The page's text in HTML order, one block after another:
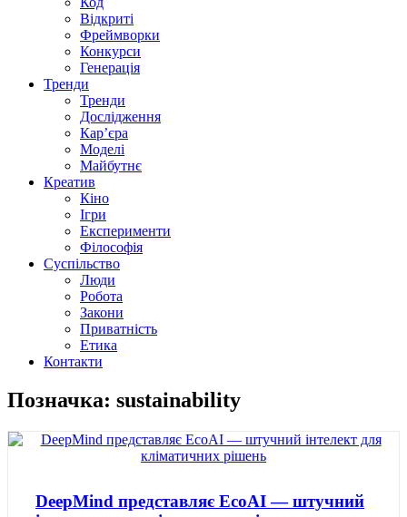
Відкриті
Фреймворки
Конкурси
Генерація
Тренди
Тренди
Дослідження
Кар’єра
Моделі
Майбутнє
Креатив
Кіно
Ігри
Експерименти
Філософія
Суспільство
Люди
Робота
Закони
Приватність
Етика
Контакти
Позначка: sustainability
DeepMind представляє EcoAI — штучний